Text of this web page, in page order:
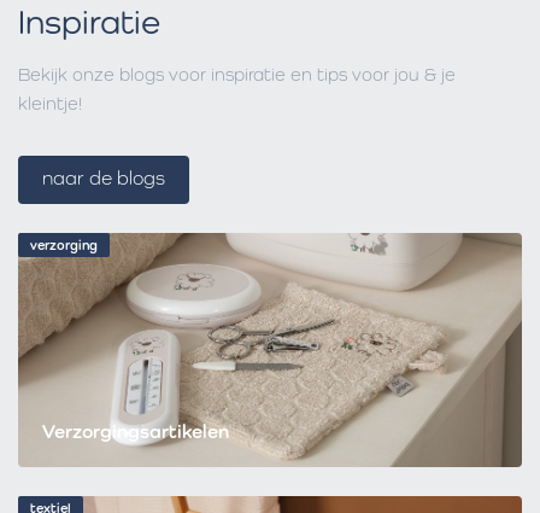
verzorging
Verzorgingsartikelen
textiel
Inspiratie
Bekijk onze blogs voor inspiratie en tips voor jou & je
kleintje!
naar de blogs